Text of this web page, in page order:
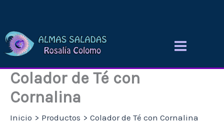
contenido
Colador de Té con
Cornalina
Inicio Productos Colador de Té con Cornalina